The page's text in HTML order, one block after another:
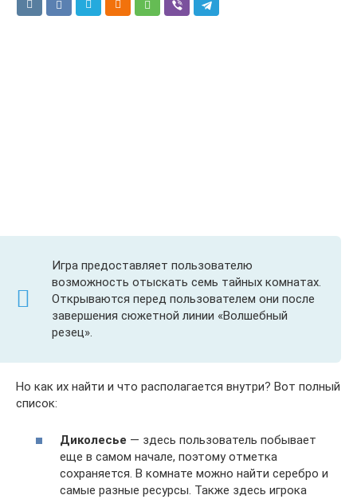
Игра предоставляет пользователю
возможность отыскать семь тайных комнатах.
Открываются перед пользователем они после
завершения сюжетной линии «Волшебный
резец».
Но как их найти и что располагается внутри? Вот полный
список:
Диколесье — здесь пользователь побывает
еще в самом начале, поэтому отметка
сохраняется. В комнате можно найти серебро и
самые разные ресурсы. Также здесь игрока